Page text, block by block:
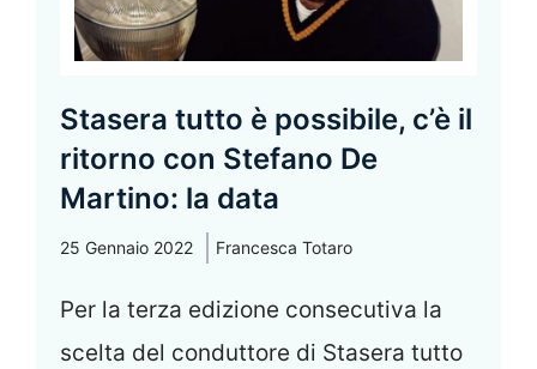
Stasera tutto è possibile, c’è il
ritorno con Stefano De
Martino: la data
25 Gennaio 2022 Francesca Totaro
Per la terza edizione consecutiva la
scelta del conduttore di Stasera tutto